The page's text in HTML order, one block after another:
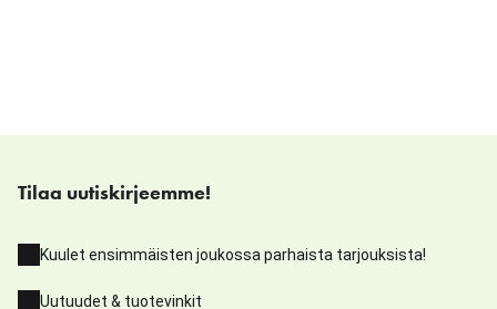
Tilaa uutiskirjeemme!
Kuulet ensimmäisten joukossa parhaista tarjouksista!
Uutuudet & tuotevinkit